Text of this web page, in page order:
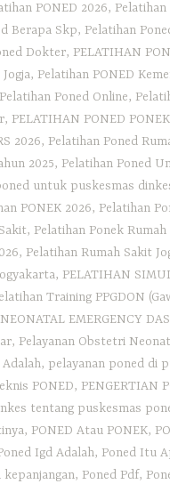
PONED 2026, Pelatihan
Berapa Skp, Pelatihan
Dokter, PELATIHAN
, Pelatihan PONED
Pelatihan Poned Online,
, PELATIHAN PONED
2026, Pelatihan Poned
2025, Pelatihan Poned
untuk puskesmas
PONEK 2026, Pelatihan
, Pelatihan Ponek
, Pelatihan Rumah Sakit
, PELATIHAN
Training PPGDON
EMERGENCY
, Pelayanan Obstetri
Adalah, pelayanan poned di
PONED, PENGERTIAN
tentang puskesmas
, PONED Atau PONEK,
Igd Adalah, Poned Itu
kepanjangan, Poned Pdf,